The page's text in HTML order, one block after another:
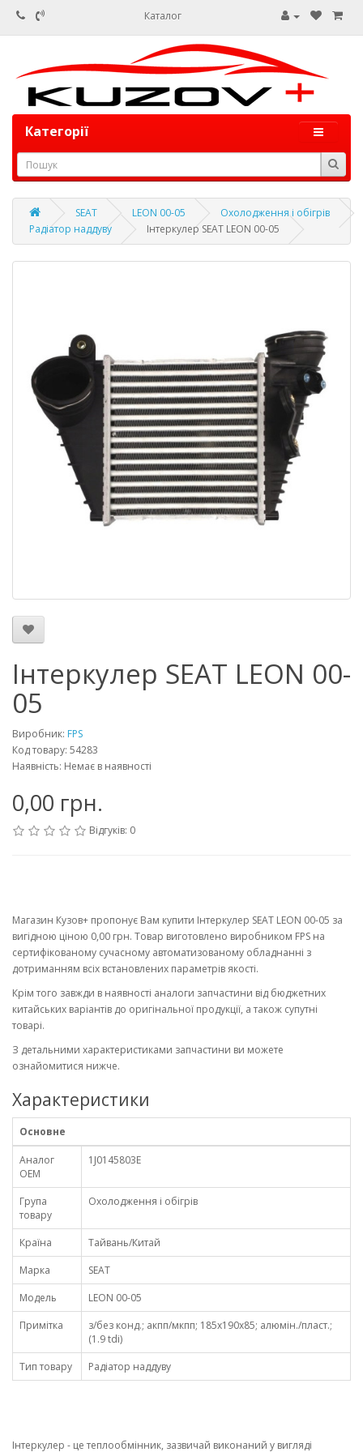
Каталог
Категорії
SEAT LEON 00-05
Охолодження і обігрів
Радіатор наддуву
Інтеркулер SEAT LEON 00-05
Інтеркулер SEAT LEON 00-
05
Виробник: FPS
Код товару: 54283
Наявність: Немає в наявності
0,00 грн.
Відгуків: 0
Магазин Кузов+ пропонує Вам купити Інтеркулер SEAT LEON 00-05 за
вигідною ціною 0,00 грн. Товар виготовлено виробником FPS на
сертифікованому сучасному автоматизованому обладнанні з
дотриманням всіх встановлених параметрів якості.
Крім того завжди в наявності аналоги запчастини від бюджетних
китайських варіантів до оригінальної продукції, а також супутні
товарі.
З детальними характеристиками запчастини ви можете
ознайомитися нижче.
Характеристики
Основне
Аналог
OEM
1J0145803E
Група
товару
Охолодження і обігрів
Країна
Тайвань/Китай
Марка
SEAT
Модель
LEON 00-05
Примітка
з/без конд.; акпп/мкпп; 185x190x85; алюмін./пласт.;
(1.9 tdi)
Тип товару
Радіатор наддуву
Інтеркулер - це теплообмінник, зазвичай виконаний у вигляді